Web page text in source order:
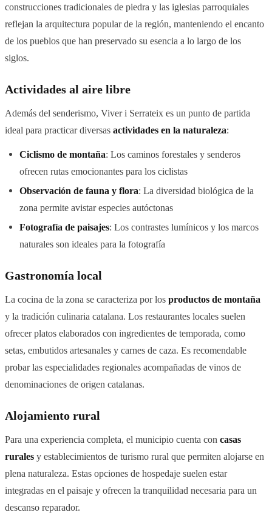
construcciones tradicionales de piedra y las iglesias parroquiales
reflejan la arquitectura popular de la región, manteniendo el encanto
de los pueblos que han preservado su esencia a lo largo de los
siglos.
Actividades al aire libre
Además del senderismo, Viver i Serrateix es un punto de partida
ideal para practicar diversas actividades en la naturaleza:
Ciclismo de montaña: Los caminos forestales y senderos
ofrecen rutas emocionantes para los ciclistas
Observación de fauna y flora: La diversidad biológica de la
zona permite avistar especies autóctonas
Fotografía de paisajes: Los contrastes lumínicos y los marcos
naturales son ideales para la fotografía
Gastronomía local
La cocina de la zona se caracteriza por los productos de montaña
y la tradición culinaria catalana. Los restaurantes locales suelen
ofrecer platos elaborados con ingredientes de temporada, como
setas, embutidos artesanales y carnes de caza. Es recomendable
probar las especialidades regionales acompañadas de vinos de
denominaciones de origen catalanas.
Alojamiento rural
Para una experiencia completa, el municipio cuenta con casas
rurales y establecimientos de turismo rural que permiten alojarse en
plena naturaleza. Estas opciones de hospedaje suelen estar
integradas en el paisaje y ofrecen la tranquilidad necesaria para un
descanso reparador.